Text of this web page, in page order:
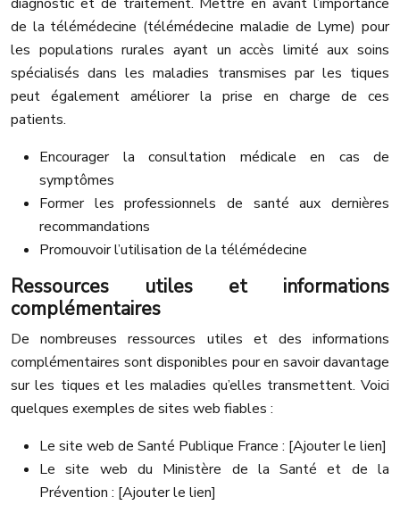
de la télémédecine (télémédecine maladie de Lyme) pour
les populations rurales ayant un accès limité aux soins
spécialisés dans les maladies transmises par les tiques
peut également améliorer la prise en charge de ces
patients.
Encourager la consultation médicale en cas de
symptômes
Former les professionnels de santé aux dernières
recommandations
Promouvoir l’utilisation de la télémédecine
Ressources utiles et informations
complémentaires
De nombreuses ressources utiles et des informations
complémentaires sont disponibles pour en savoir davantage
sur les tiques et les maladies qu’elles transmettent. Voici
quelques exemples de sites web fiables :
Le site web de Santé Publique France : [Ajouter le lien]
Le site web du Ministère de la Santé et de la
Prévention : [Ajouter le lien]